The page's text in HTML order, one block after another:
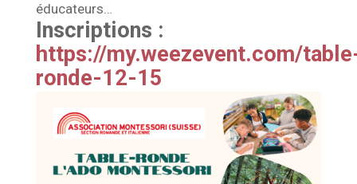
éducateurs…
Inscriptions :
https://my.weezevent.com/
ronde-12-15